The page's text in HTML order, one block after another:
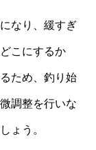
なり、緩すぎ
こにするか
ため、釣り始
調整を行いな
ょう。